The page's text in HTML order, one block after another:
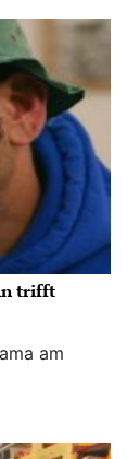
trifft
am